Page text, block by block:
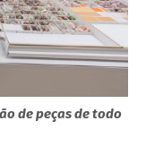
de peças de todo